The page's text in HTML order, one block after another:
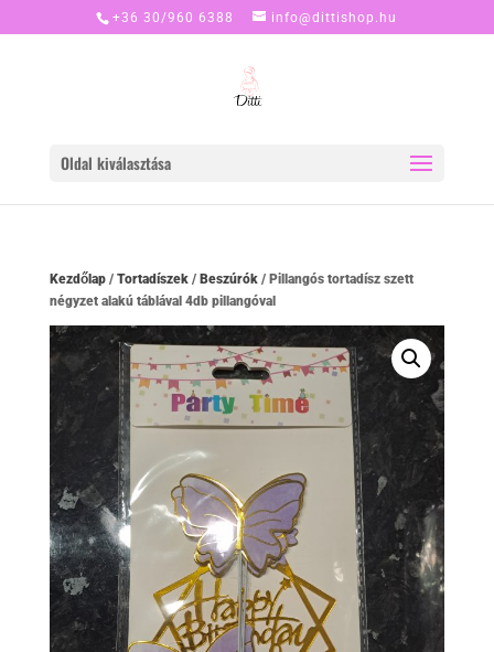
+36 30/960 6388 info@dittishop.hu
Oldal kiválasztása
Kezdőlap/ Tortadíszek/ Beszúrók/ Pillangós tortadísz szett
négyzet alakú táblával 4db pillangóval